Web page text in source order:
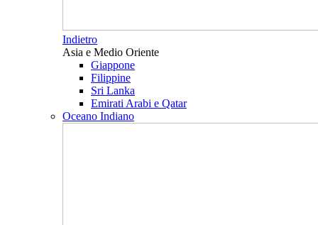
Indietro
Asia e Medio Oriente
Giappone
Filippine
Sri Lanka
Emirati Arabi e Qatar
Oceano Indiano